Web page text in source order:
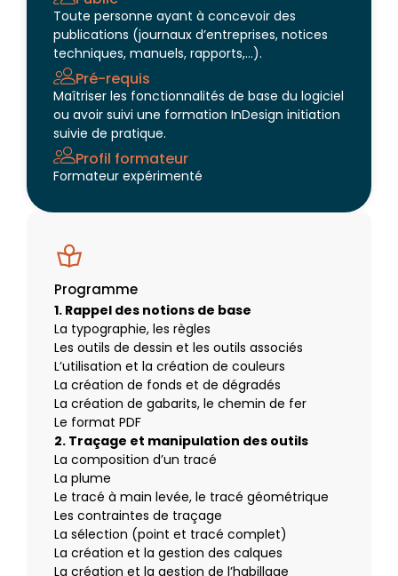
Toute personne ayant à concevoir des
publications (journaux d’entreprises, notices
techniques, manuels, rapports,…).
Pré-requis
Maîtriser les fonctionnalités de base du logiciel
ou avoir suivi une formation InDesign initiation
suivie de pratique.
Profil formateur
Formateur expérimenté
Programme
1. Rappel des notions de base
La typographie, les règles
Les outils de dessin et les outils associés
L’utilisation et la création de couleurs
La création de fonds et de dégradés
La création de gabarits, le chemin de fer
Le format PDF
2. Traçage et manipulation des outils
La composition d’un tracé
La plume
Le tracé à main levée, le tracé géométrique
Les contraintes de traçage
La sélection (point et tracé complet)
La création et la gestion des calques
La création et la gestion de l’habillage